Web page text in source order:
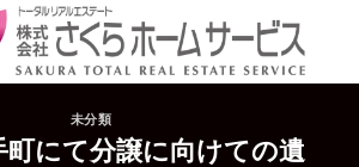
未分類
町にて分譲に向けての遺